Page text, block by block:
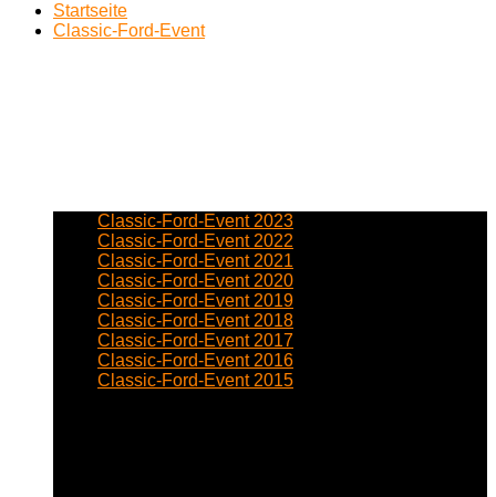
Startseite
Classic-Ford-Event
Classic-Ford-Event 2023
Classic-Ford-Event 2022
Classic-Ford-Event 2021
Classic-Ford-Event 2020
Classic-Ford-Event 2019
Classic-Ford-Event 2018
Classic-Ford-Event 2017
Classic-Ford-Event 2016
Classic-Ford-Event 2015